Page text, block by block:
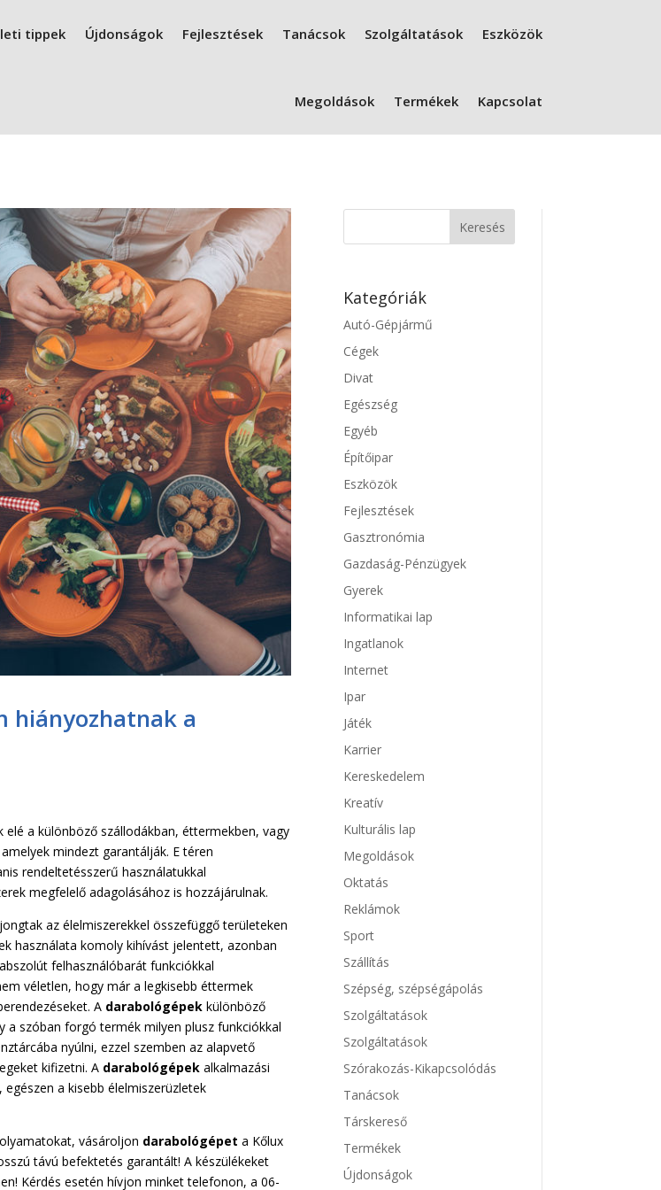
tippek Újdonságok Fejlesztések Tanácsok Szolgáltatások Eszközök
Megoldások Termékek Kapcsolat
hiányozhatnak a
a különböző szállodákban, éttermekben, vagy
mindezt garantálják. E téren
rendeltetésszerű használatukkal
megfelelő adagolásához is hozzájárulnak.
az élelmiszerekkel összefüggő területeken
használata komoly kihívást jelentett, azonban
abszolút felhasználóbarát funkciókkal
véletlen, hogy már a legkisebb éttermek
A darabológépek különböző
szóban forgó termék milyen plusz funkciókkal
nyúlni, ezzel szemben az alapvető
kifizetni. A darabológépek alkalmazási
a kisebb élelmiszerüzletek
vásároljon darabológépet a Kőlux
távú befektetés garantált! A készülékeket
Kérdés esetén hívjon minket telefonon, a 06-
Kategóriák
Autó-Gépjármű
Cégek
Divat
Egészség
Egyéb
Építőipar
Eszközök
Fejlesztések
Gasztronómia
Gazdaság-Pénzügyek
Gyerek
Informatikai lap
Ingatlanok
Internet
Ipar
Játék
Karrier
Kereskedelem
Kreatív
Kulturális lap
Megoldások
Oktatás
Reklámok
Sport
Szállítás
Szépség, szépségápolás
Szolgáltatások
Szolgáltatások
Szórakozás-Kikapcsolódás
Tanácsok
Társkereső
Termékek
Újdonságok